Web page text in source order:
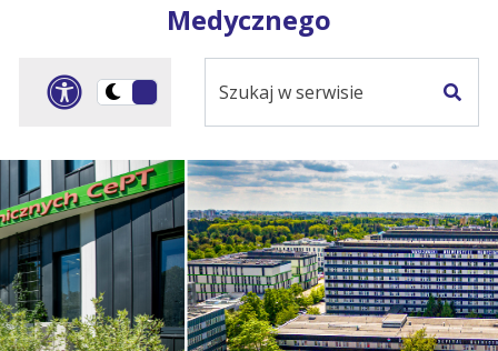
Medycznego
Panel dostosowania
Przełącz
ciemną
serwisie